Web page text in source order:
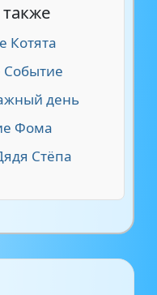
Котята
Событие
день
Фома
Стёпа